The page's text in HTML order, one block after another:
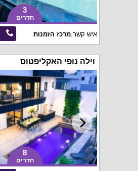
3
חדרים
איש קשר:מרכז הזמנות
וילה נופי האקליפטוס
8
חדרים